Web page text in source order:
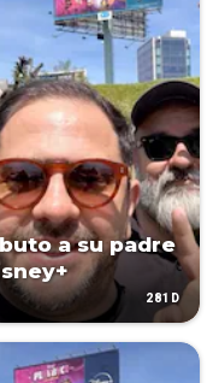
a su padre
281D